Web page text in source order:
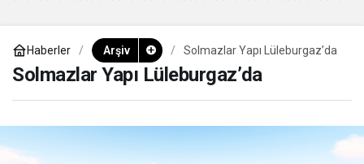
Haberler Arşiv Solmazlar Yapı Lüleburgaz’da
Solmazlar Yapı Lüleburgaz’da